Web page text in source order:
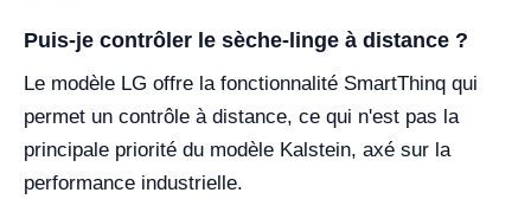
Puis-je contrôler le sèche-linge à distance ?
Le modèle LG offre la fonctionnalité SmartThinq qui
permet un contrôle à distance, ce qui n'est pas la
principale priorité du modèle Kalstein, axé sur la
performance industrielle.